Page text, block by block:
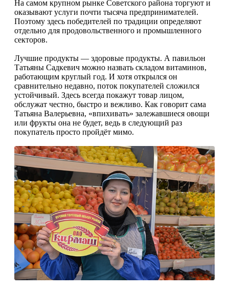
На самом крупном рынке Советского района торгуют и
оказывают услуги почти тысяча предпринимателей.
Поэтому здесь победителей по традиции определяют
отдельно для продовольственного и промышленного
секторов.
Лучшие продукты — здоровые продукты. А павильон
Татьяны Садкевич можно назвать складом витаминов,
работающим круглый год. И хотя открылся он
сравнительно недавно, поток покупателей сложился
устойчивый. Здесь всегда покажут товар лицом,
обслужат честно, быстро и вежливо. Как говорит сама
Татьяна Валерьевна, «впихивать» залежавшиеся овощи
или фрукты она не будет, ведь в следующий раз
покупатель просто пройдёт мимо.